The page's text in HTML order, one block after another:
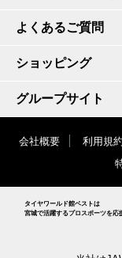
よくあるご質問
ショッピング
グループサイト
会社概要 利用規約
タイヤワールド館ベストは
宮城で活躍するプロスポーツを応